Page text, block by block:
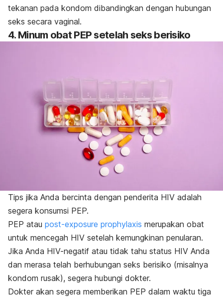
tekanan pada kondom dibandingkan dengan hubungan
seks secara vaginal.
4. Minum obat PEP setelah seks berisiko
Tips jika Anda bercinta dengan penderita HIV adalah
segera konsumsi PEP.
PEP atau post-exposure prophylaxis merupakan obat
untuk mencegah HIV setelah kemungkinan penularan.
Jika Anda HIV-negatif atau tidak tahu status HIV Anda
dan merasa telah berhubungan seks berisiko (misalnya
kondom rusak), segera hubungi dokter.
Dokter akan segera memberikan PEP dalam waktu tiga